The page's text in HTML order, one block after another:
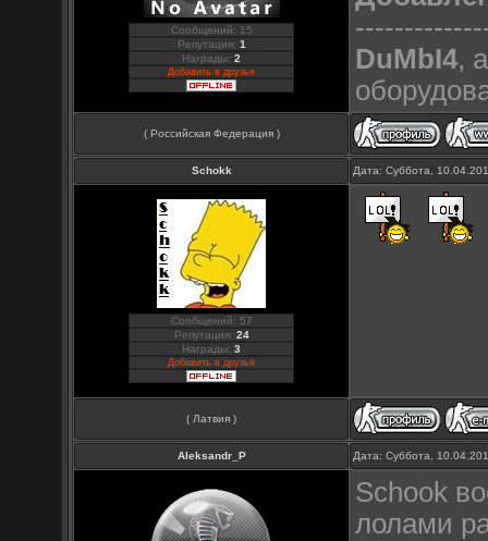
Сообщений: 15
Репутация: 1
Награды:2
Добавить в друзья
DuMbI4,
( Российская Федерация )
Schokk Дата: Суббота,
Сообщений: 57
Репутация: 24
Награды:3
Добавить в друзья
( Латвия )
Aleksandr_P Дата: Суббота,
Schook
лолами